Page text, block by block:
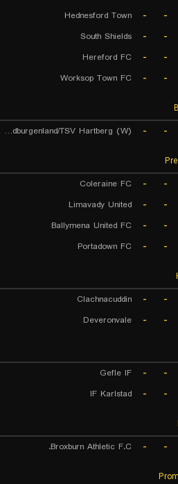
-
-
Hednesford Town
-
-
South Shields
-
-
Hereford FC
-
-
Worksop Town FC
-
-
FC Sudburgenland/TSV Hartberg (W)
-
-
Coleraine FC
-
-
Limavady United
-
-
Ballymena United FC
-
-
Portadown FC
-
-
Clachnacuddin
-
-
Deveronvale
-
-
Gefle IF
-
-
IF Karlstad
-
-
Broxburn Athletic F.C.